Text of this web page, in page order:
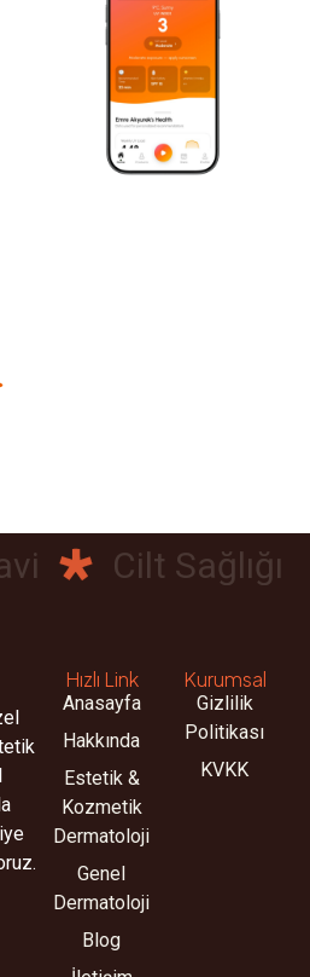
Cilt Sağlığı
Hızlı Link
Anasayfa
Hakkında
Estetik &
Kozmetik
Dermatoloji
Genel
Dermatoloji
Blog
Kurumsal
Gizlilik
Politikası
KVKK